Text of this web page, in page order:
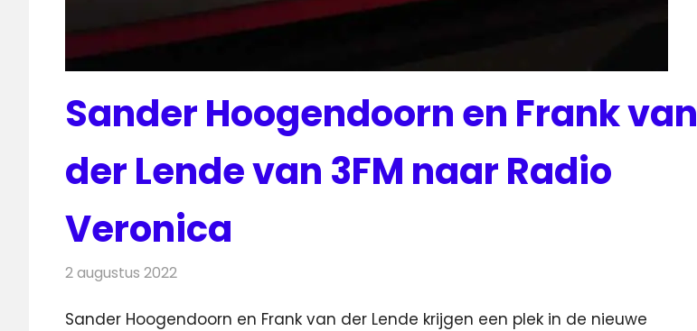
Sander Hoogendoorn en Frank van
der Lende van 3FM naar Radio
Veronica
2 augustus 2022
Sander Hoogendoorn en Frank van der Lende krijgen een plek in de nieuwe